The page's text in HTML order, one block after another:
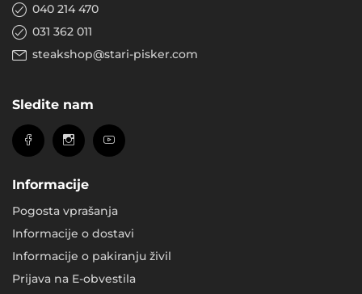
040 214 470
031 362 011
steakshop@stari-pisker.com
Sledite nam
Informacije
Pogosta vprašanja
Informacije o dostavi
Informacije o pakiranju živil
Prijava na E-obvestila